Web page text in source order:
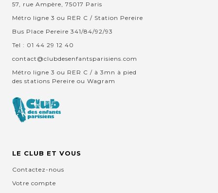
57, rue Ampère, 75017 Paris
Métro ligne 3 ou RER C / Station Pereire
Bus Place Pereire 341/84/92/93
Tel : 01 44 29 12 40
contact@clubdesenfantsparisiens.com
Métro ligne 3 ou RER C / à 3mn à pied
des stations Pereire ou Wagram
LE CLUB ET VOUS
Contactez-nous
Votre compte